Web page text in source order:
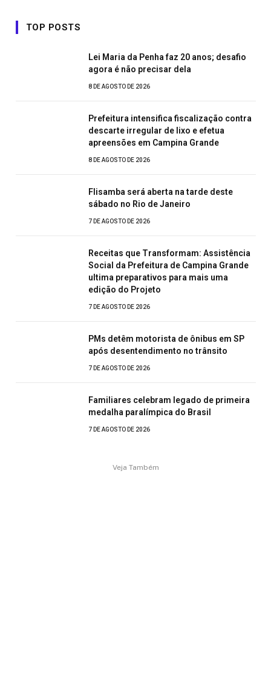
TOP POSTS
Lei Maria da Penha faz 20 anos; desafio
agora é não precisar dela
8 DE AGOSTO DE 2026
Prefeitura intensifica fiscalização contra
descarte irregular de lixo e efetua
apreensões em Campina Grande
8 DE AGOSTO DE 2026
Flisamba será aberta na tarde deste
sábado no Rio de Janeiro
7 DE AGOSTO DE 2026
Receitas que Transformam: Assistência
Social da Prefeitura de Campina Grande
ultima preparativos para mais uma
edição do Projeto
7 DE AGOSTO DE 2026
PMs detêm motorista de ônibus em SP
após desentendimento no trânsito
7 DE AGOSTO DE 2026
Familiares celebram legado de primeira
medalha paralímpica do Brasil
7 DE AGOSTO DE 2026
Veja Também